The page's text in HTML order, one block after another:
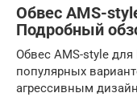
Обвес AMS-
Подробный
Обвес AMS-style
популярных
агрессивным